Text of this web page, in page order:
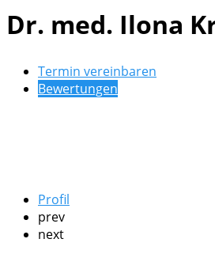
Dr. med. Ilona
Termin vereinbaren
Bewertungen
Profil
prev
next